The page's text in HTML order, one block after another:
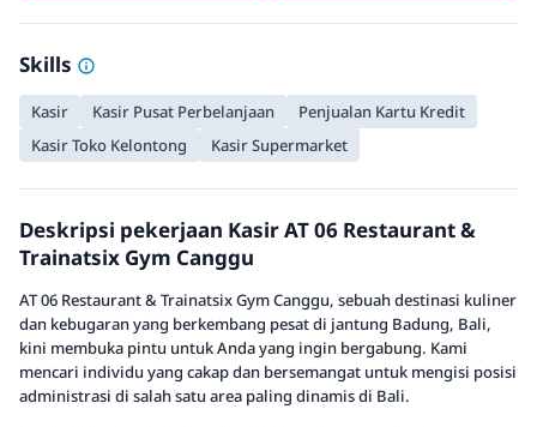
Skills
Kasir Kasir Pusat Perbelanjaan
Penjualan Kartu Kredit
Kasir Toko Kelontong
Kasir Supermarket
Deskripsi pekerjaan Kasir AT 06 Restaurant &
Trainatsix Gym Canggu
AT 06 Restaurant & Trainatsix Gym Canggu, sebuah destinasi kuliner
dan kebugaran yang berkembang pesat di jantung Badung, Bali,
kini membuka pintu untuk Anda yang ingin bergabung. Kami
mencari individu yang cakap dan bersemangat untuk mengisi posisi
administrasi di salah satu area paling dinamis di Bali.